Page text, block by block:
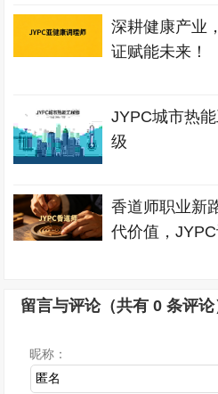
深耕健康产业
证赋能未来！
JYPC城市热
级
香道师职业新
代价值，
留言与评论（共有0 条评论
昵称：